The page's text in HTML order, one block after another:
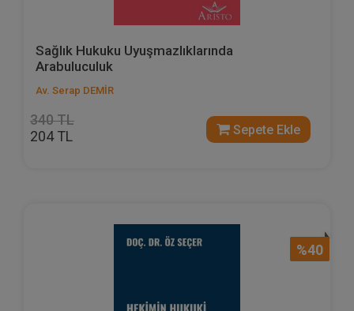
Sağlık Hukuku Uyuşmazlıklarında
Arabuluculuk
Av. Serap DEMİR
340 TL
204 TL Sepete Ekle
%40